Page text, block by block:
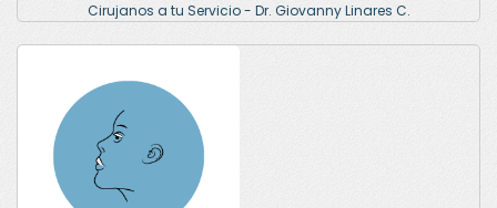
Cirujanos a tu Servicio - Dr. Giovanny Linares C.